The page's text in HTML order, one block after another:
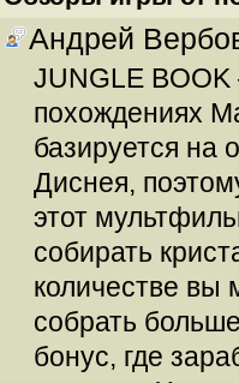
Андрей
JUNGLE
похождениях
базируется на
Диснея,
этот
собирать
количестве вы
собрать
бонус, где